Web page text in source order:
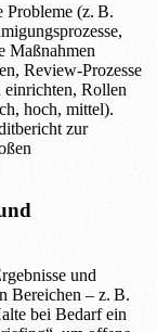
Probleme (z. B.
Maßnahmen
Review-Prozesse
einrichten, Rollen
hoch, mittel).
zur
und
Bereichen – z. B.
bei Bedarf ein